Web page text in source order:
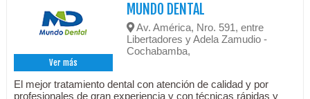
Ver más
MUNDO DENTAL
Av. América, Nro. 591, entre
Libertadores y Adela Zamudio -
Cochabamba,
El mejor tratamiento dental con atención de calidad y por
profesionales de gran experiencia y con técnicas rápidas y